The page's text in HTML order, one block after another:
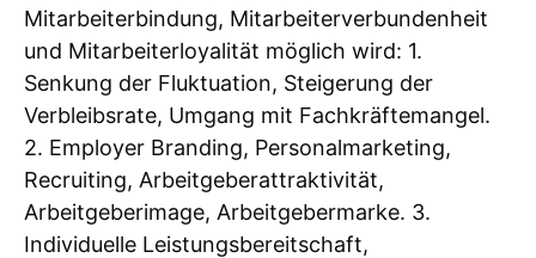
Mitarbeiterbindung, Mitarbeiterverbundenheit
und Mitarbeiterloyalität möglich wird: 1.
Senkung der Fluktuation, Steigerung der
Verbleibsrate, Umgang mit Fachkräftemangel.
2. Employer Branding, Personalmarketing,
Recruiting, Arbeitgeberattraktivität,
Arbeitgeberimage, Arbeitgebermarke. 3.
Individuelle Leistungsbereitschaft,